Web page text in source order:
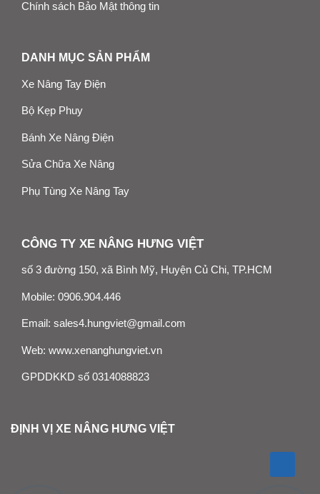
Chính sách Bảo Mật thông tin
DANH MỤC SẢN PHẨM
Xe Nâng Tay Điện
Bộ Kẹp Phuy
Bánh Xe Nâng Điện
Sửa Chữa Xe Nâng
Phụ Tùng Xe Nâng Tay
CÔNG TY XE NÂNG HƯNG VIỆT
số 3 đường 150, xã Bình Mỹ, Huyện Củ Chi, TP.HCM
Mobile: 0906.904.446
Email: sales4.hungviet@gmail.com
Web: www.xenanghungviet.vn
GPDDKKD số 0314088823
ĐỊNH VỊ XE NÂNG HƯNG VIỆT